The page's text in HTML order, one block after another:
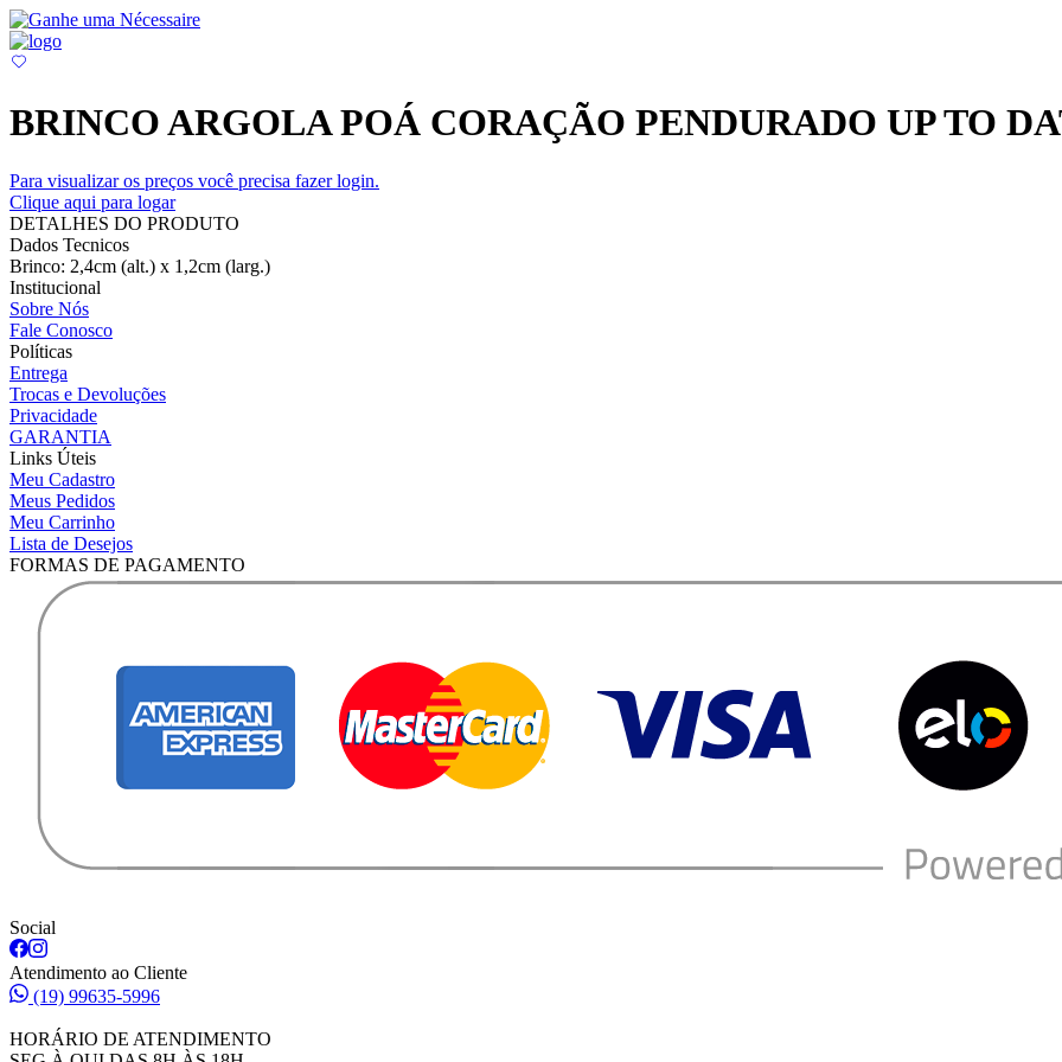
BRINCO ARGOLA POÁ CORAÇÃO PENDURADO UP TO
Para visualizar os preços você precisa fazer login.
Clique aqui para logar
DETALHES DO PRODUTO
Dados Tecnicos
Brinco: 2,4cm (alt.) x 1,2cm (larg.)
Institucional
Sobre Nós
Fale Conosco
Políticas
Entrega
Trocas e Devoluções
Privacidade
GARANTIA
Links Úteis
Meu Cadastro
Meus Pedidos
Meu Carrinho
Lista de Desejos
FORMAS DE PAGAMENTO
Social
Atendimento ao Cliente
(19) 99635-5996
HORÁRIO DE ATENDIMENTO